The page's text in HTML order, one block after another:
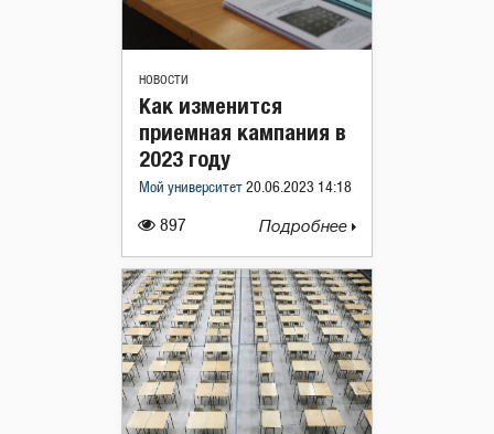
НОВОСТИ
897
Как изменится
приемная кампания в
2023 году
Мой университет 20.06.2023 14:18
Подробнее